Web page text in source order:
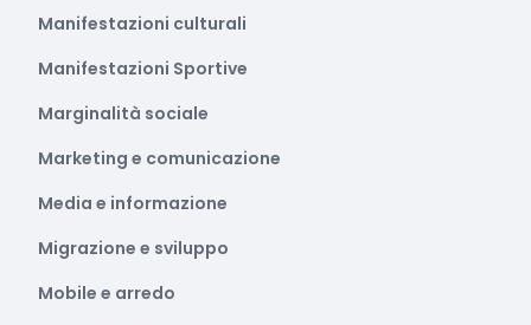
Manifestazioni culturali
Manifestazioni Sportive
Marginalità sociale
Marketing e comunicazione
Media e informazione
Migrazione e sviluppo
Mobile e arredo